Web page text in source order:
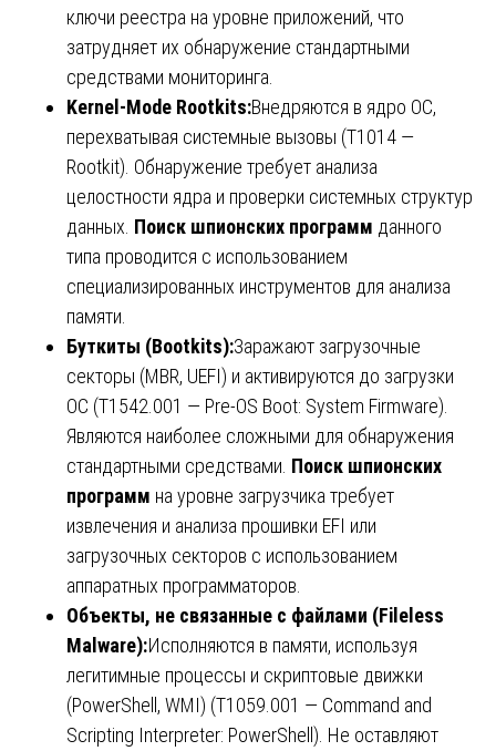
ключи реестра на уровне приложений, что
затрудняет их обнаружение стандартными
средствами мониторинга.
Kernel-Mode Rootkits:Внедряются в ядро ОС,
перехватывая системные вызовы (T1014 —
Rootkit). Обнаружение требует анализа
целостности ядра и проверки системных структур
данных. Поиск шпионских программ данного
типа проводится с использованием
специализированных инструментов для анализа
памяти.
Буткиты (Bootkits):Заражают загрузочные
секторы (MBR, UEFI) и активируются до загрузки
ОС (T1542.001 — Pre-OS Boot: System Firmware).
Являются наиболее сложными для обнаружения
стандартными средствами. Поиск шпионских
программ на уровне загрузчика требует
извлечения и анализа прошивки EFI или
загрузочных секторов с использованием
аппаратных программаторов.
Объекты, не связанные с файлами (Fileless
Malware):Исполняются в памяти, используя
легитимные процессы и скриптовые движки
(PowerShell, WMI) (T1059.001 — Command and
Scripting Interpreter: PowerShell). Не оставляют